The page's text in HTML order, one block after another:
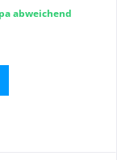
abweichend